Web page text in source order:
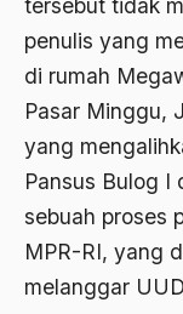
tersebut tidak
penulis yang
di rumah
Pasar Minggu,
yang
Pansus Bulog I
sebuah proses
MPR-RI, yang
melanggar
Agama dan
Agama dan
Agama dan Politik
Agama dan Praktis
Agama Demokrasi
Agama di Asia
agama elitis